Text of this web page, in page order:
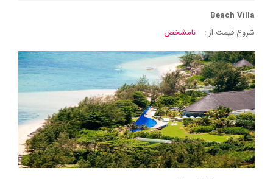
Beach Villa
شروع قیمت از :
نامشخص